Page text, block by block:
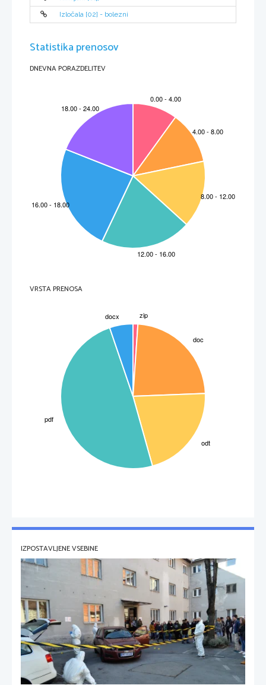
Izločala [02] - bolezni
Statistika prenosov
DNEVNA PORAZDELITEV
VRSTA PRENOSA
IZPOSTAVLJENE VSEBINE